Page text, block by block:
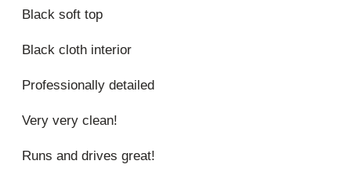
Black soft top
Black cloth interior
Professionally detailed
Very very clean!
Runs and drives great!